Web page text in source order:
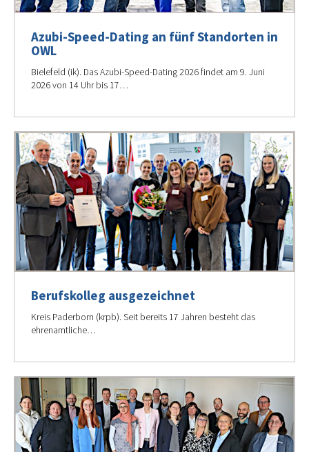
Azubi-Speed-Dating an fünf Standorten in
OWL
Bielefeld (ik). Das Azubi-Speed-Dating 2026 findet am 9. Juni
2026 von 14 Uhr bis 17…
Berufskolleg ausgezeichnet
Kreis Paderborn (krpb). Seit bereits 17 Jahren besteht das
ehrenamtliche…